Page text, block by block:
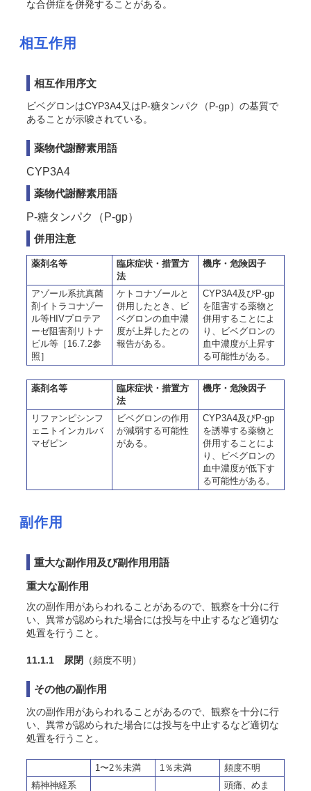
な合併症を併発することがある。
相互作用
相互作用序文
ビベグロンはCYP3A4又はP-糖タンパク（P-gp）の基質で
あることが示唆されている。
薬物代謝酵素用語
CYP3A4
薬物代謝酵素用語
P-糖タンパク（P-gp）
併用注意
薬剤名等
臨床症状・措置方
法
機序・危険因子
アゾール系抗真菌
剤イトラコナゾー
ル等HIVプロテア
ーゼ阻害剤リトナ
ビル等［16.7.2参
照］
ケトコナゾールと
併用したとき、ビ
ベグロンの血中濃
度が上昇したとの
報告がある。
CYP3A4及びP-gp
を阻害する薬物と
併用することによ
り、ビベグロンの
血中濃度が上昇す
る可能性がある。
薬剤名等
臨床症状・措置方
法
機序・危険因子
リファンピシンフ
ェニトインカルバ
マゼピン
ビベグロンの作用
が減弱する可能性
がある。
CYP3A4及びP-gp
を誘導する薬物と
併用することによ
り、ビベグロンの
血中濃度が低下す
る可能性がある。
副作用
重大な副作用及び副作用用語
重大な副作用
次の副作用があらわれることがあるので、観察を十分に行
い、異常が認められた場合には投与を中止するなど適切な
処置を行うこと。
11.1.1 尿閉 （頻度不明）
その他の副作用
次の副作用があらわれることがあるので、観察を十分に行
い、異常が認められた場合には投与を中止するなど適切な
処置を行うこと。
1〜2％未満 1％未満
頻度不明
精神神経系
頭痛、めま